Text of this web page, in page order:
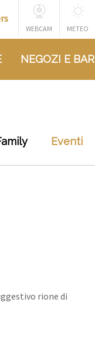
WEBCAM METEO
NEGOZI E BAR
Eventi
rione di